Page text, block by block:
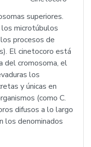
superiores.
microtúbulos
procesos de
El cinetocoro está
del cromosoma, el
los
y únicas en
(como C.
difusos a lo largo
los denominados